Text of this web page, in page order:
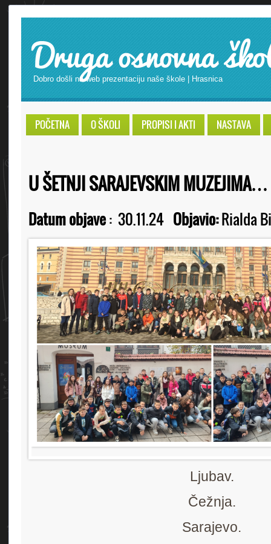
Druga osnovna
Dobro došli na web prezentaciju naše škole | Hrasnica
POČETNA O ŠKOLI PROPISI I AKTI NASTAVA
U ŠETNJI SARAJEVSKIM MUZEJIMA…
Datum objave: 30.11.24 Objavio:Rialda
Ljubav.
Čežnja.
Sarajevo.